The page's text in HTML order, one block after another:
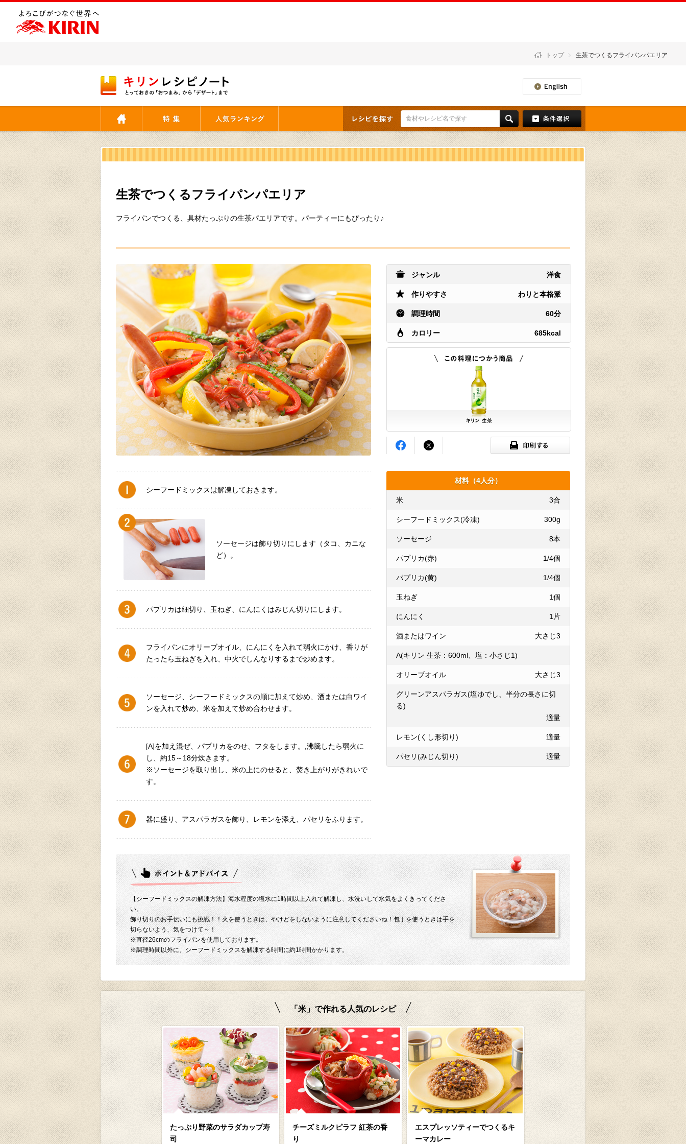
トップ 生茶でつくるフライパンパエリア
生茶でつくるフライパンパエリア
フライパンでつくる、具材たっぷりの生茶パエリアです。パーティーにもぴったり♪
ジャンル 洋食
作りやすさ わりと本格派
調理時間 60分
カロリー 685kcal
材料（4人分）
米 3合
シーフードミックス(冷凍) 300g
ソーセージ 8本
パプリカ(赤) 1/4個
パプリカ(黄) 1/4個
玉ねぎ 1個
にんにく 1片
酒またはワイン 大さじ3
A(キリン 生茶：600ml、塩：小さじ1)
オリーブオイル 大さじ3
グリーンアスパラガス(塩ゆでし、半分の長さに切
る)
適量
レモン(くし形切り) 適量
パセリ(みじん切り) 適量
シーフードミックスは解凍しておきます。
ソーセージは飾り切りにします（タコ、カニな
ど）。
パプリカは細切り、玉ねぎ、にんにくはみじん切りにします。
フライパンにオリーブオイル、にんにくを入れて弱火にかけ、香りが
たったら玉ねぎを入れ、中火でしんなりするまで炒めます。
ソーセージ、シーフードミックスの順に加えて炒め、酒または白ワイ
ンを入れて炒め、米を加えて炒め合わせます。
[A]を加え混ぜ、パプリカをのせ、フタをします。,沸騰したら弱火に
し、約15～18分炊きます。
※ソーセージを取り出し、米の上にのせると、焚き上がりがきれいで
す。
器に盛り、アスパラガスを飾り、レモンを添え、パセリをふります。
【シーフードミックスの解凍方法】海水程度の塩水に1時間以上入れて解凍し、水洗いして水気をよくきってくださ
い。
飾り切りのお手伝いにも挑戦！！火を使うときは、やけどをしないように注意してくださいね！包丁を使うときは手を
切らないよう、気をつけて～！
※直径26cmのフライパンを使用しております。
※調理時間以外に、シーフードミックスを解凍する時間に約1時間かかります。
「米」で作れる人気のレシピ
たっぷり野菜のサラダカップ寿
司
チーズミルクピラフ 紅茶の香
り
エスプレッソティーでつくるキ
ーマカレー